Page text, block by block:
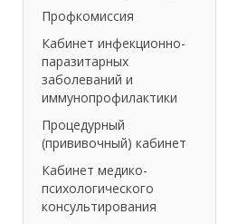
Профкомиссия
Кабинет инфекционно-
паразитарных
заболеваний и
иммунопрофилактики
Процедурный
(прививочный) кабинет
Кабинет медико-
психологического
консультирования